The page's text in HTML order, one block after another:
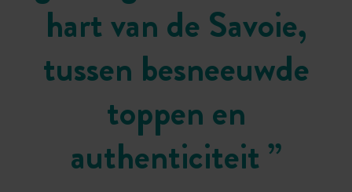
hart van de Savoie,
tussen besneeuwde
toppen en
authenticiteit”